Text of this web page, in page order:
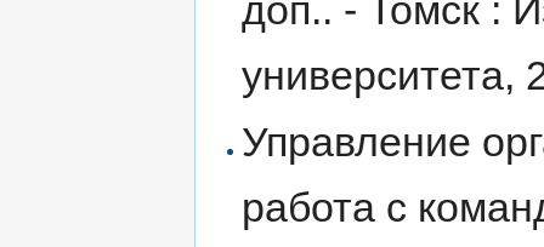
университета,
Управление
работа с